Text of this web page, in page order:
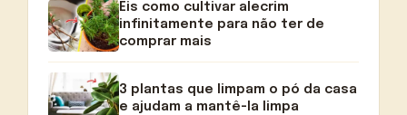
Eis como cultivar alecrim
infinitamente para não ter de
comprar mais
3 plantas que limpam o pó da casa
e ajudam a mantê-la limpa